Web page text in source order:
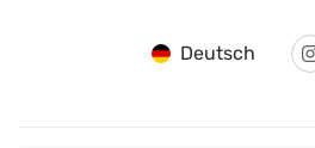
Deutsch